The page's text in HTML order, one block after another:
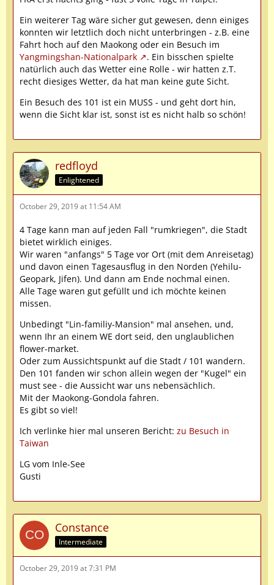
Ein weiterer Tag wäre sicher gut gewesen, denn einiges
konnten wir letztlich doch nicht unterbringen - z.B. eine
Fahrt hoch auf den Maokong oder ein Besuch im
Yangmingshan-Nationalpark
. Ein bisschen spielte
natürlich auch das Wetter eine Rolle - wir hatten z.T.
recht diesiges Wetter, da hat man keine gute Sicht.
Ein Besuch des 101 ist ein MUSS - und geht dort hin,
wenn die Sicht klar ist, sonst ist es nicht halb so schön!
redfloyd
Enlightened
October 29, 2019 at 11:54 AM
4 Tage kann man auf jeden Fall "rumkriegen", die Stadt
bietet wirklich einiges.
Wir waren "anfangs" 5 Tage vor Ort (mit dem Anreisetag)
und davon einen Tagesausflug in den Norden (Yehilu-
Geopark, Jifen). Und dann am Ende nochmal einen.
Alle Tage waren gut gefüllt und ich möchte keinen
missen.
Unbedingt "Lin-familiy-Mansion" mal ansehen, und,
wenn Ihr an einem WE dort seid, den unglaublichen
flower-market.
Oder zum Aussichtspunkt auf die Stadt / 101 wandern.
Den 101 fanden wir schon allein wegen der "Kugel" ein
must see - die Aussicht war uns nebensächlich.
Mit der Maokong-Gondola fahren.
Es gibt so viel!
Ich verlinke hier mal unseren Bericht: zu Besuch in
Taiwan
LG vom Inle-See
Gusti
Constance
Intermediate
October 29, 2019 at 7:31 PM